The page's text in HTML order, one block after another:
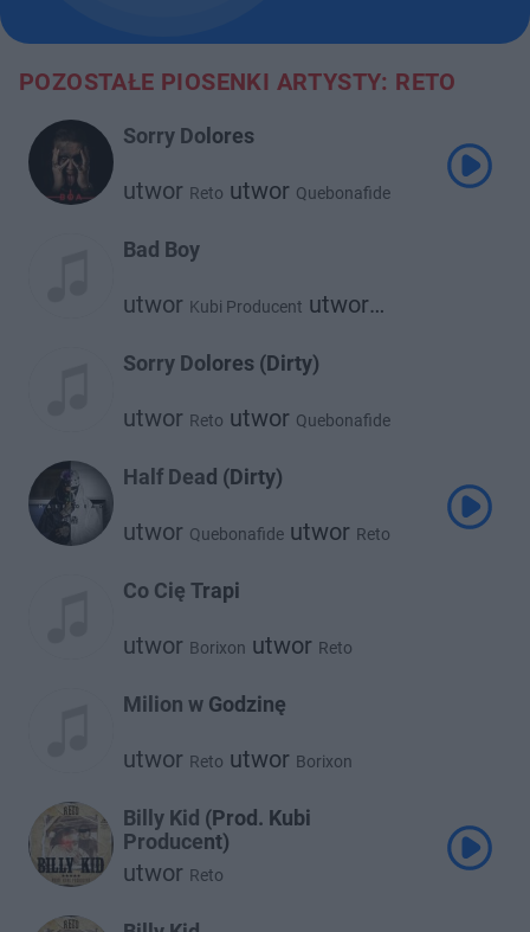
POZOSTAŁE PIOSENKI ARTYSTY: RETO
Sorry Dolores
utwor Reto utwor Quebonafide
Bad Boy
utwor Kubi Producent utwor
Sorry Dolores (Dirty)
utwor Reto utwor Quebonafide
Half Dead (Dirty)
utwor Quebonafide utwor Reto
Co Cię Trapi
utwor Borixon utwor Reto
Milion w Godzinę
utwor Reto utwor Borixon
Billy Kid (Prod. Kubi
Producent)
utwor Reto